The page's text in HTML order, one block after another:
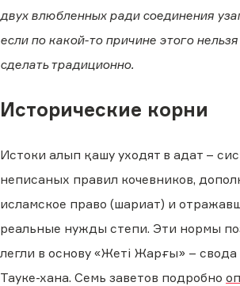
двух влюбленных ради соединения
если по какой-то причине этого
сделать традиционно.
Исторические корни
Истоки алып қашу уходят в адат –
неписаных правил кочевников,
исламское право (шариат) и
реальные нужды степи. Эти нормы
легли в основу «Жеті Жарғы» – свода
Тауке-хана. Семь заветов подробно